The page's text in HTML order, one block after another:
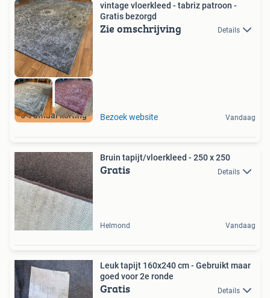
5% afhaal korting
vintage vloerkleed - tabriz patroon -
Gratis bezorgd
Zie omschrijving Details
Bezoek website Vandaag
Bruin tapijt/vloerkleed - 250 x 250
Gratis Details
Helmond Vandaag
Leuk tapijt 160x240 cm - Gebruikt maar
goed voor 2e ronde
Gratis Details